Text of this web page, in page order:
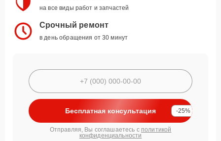
на все виды работ и запчастей
Срочный ремонт
в день обращения от 30 минут
Бесплатная консультация -25%
Отправляя, Вы соглашаетесь с политикой
конфиденциальности